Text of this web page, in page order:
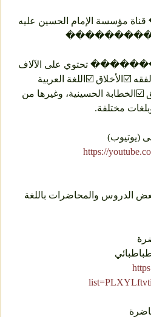
الإمام الحسين عليه
������������
تحتوي على الآلاف
☑️الأخلاق ☑️اللغة العربية
الحسينية، وغيرها من
مختلفة.
(يوتيوب)
https://
والمحاضرات باللغة